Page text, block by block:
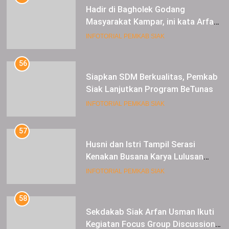
Hadir di Bagholek Godang
Masyarakat Kampar, ini kata Arfan
Usman
INFOTORIAL PEMKAB SIAK
56
Siapkan SDM Berkualitas, Pemkab
Siak Lanjutkan Program BeTunas
INFOTORIAL PEMKAB SIAK
57
Husni dan Istri Tampil Serasi
Kenakan Busana Karya Lulusan
SMK Pariwisata Siak, di Lancang
INFOTORIAL PEMKAB SIAK
58
Sekdakab Siak Arfan Usman Ikuti
Kegiatan Focus Group Discussion